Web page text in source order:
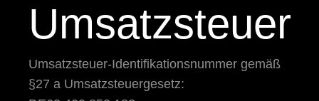
Umsatzsteuer
Umsatzsteuer-Identifikationsnummer gemäß
§27 a Umsatzsteuergesetz: